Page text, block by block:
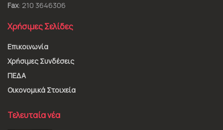
Fax: 210 3646306
Χρήσιμες Σελίδες
Επικοινωνία
Χρήσιμες Συνδέσεις
ΠΕΔΑ
Οικονομικά Στοιχεία
Τελευταία νέα